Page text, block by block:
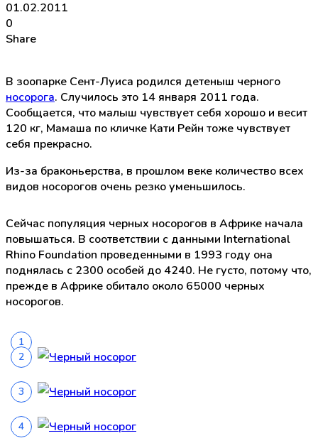
01.02.2011
0
Share
В зоопарке Сент-Луиса родился детеныш черного
носорога. Случилось это 14 января 2011 года.
Сообщается, что малыш чувствует себя хорошо и весит
120 кг, Мамаша по кличке Кати Рейн тоже чувствует
себя прекрасно.
Из-за браконьерства, в прошлом веке количество всех
видов носорогов очень резко уменьшилось.
Сейчас популяция черных носорогов в Африке начала
повышаться. В соответствии с данными International
Rhino Foundation проведенными в 1993 году она
поднялась с 2300 особей до 4240. Не густо, потому что,
прежде в Африке обитало около 65000 черных
носорогов.